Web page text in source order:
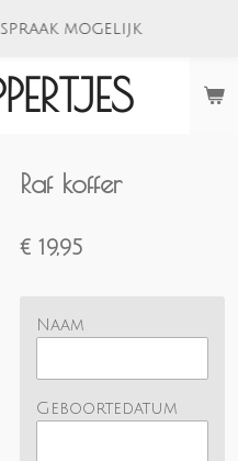
mogelijk
Raf koffer
€ 19,95
Naam
Geboortedatum